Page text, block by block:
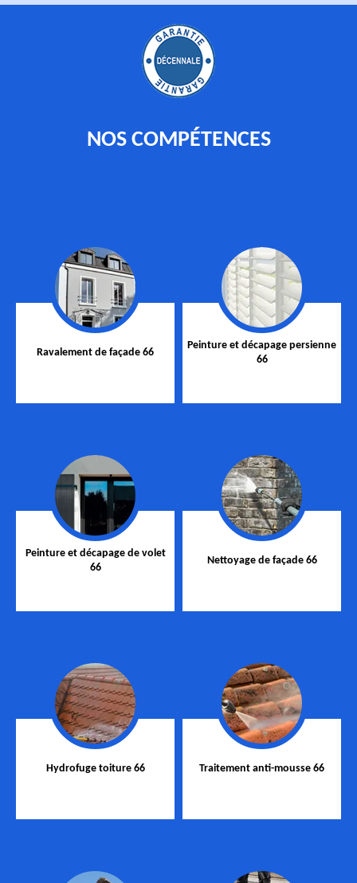
NOS COMPÉTENCES
Ravalement de façade 66
Peinture et décapage persienne
66
Peinture et décapage de volet
66
Nettoyage de façade 66
Hydrofuge toiture 66 Traitement anti-mousse 66